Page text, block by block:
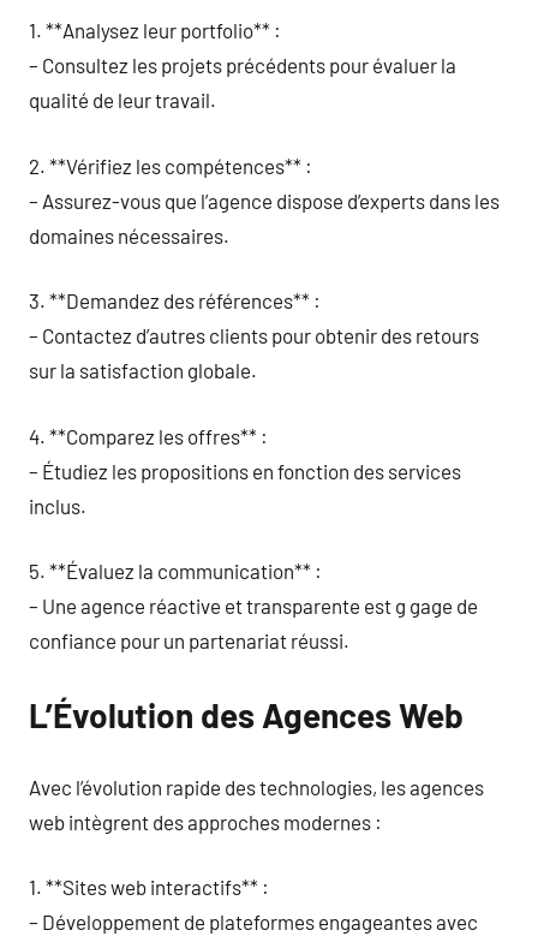
1. **Analysez leur portfolio** :
– Consultez les projets précédents pour évaluer la
qualité de leur travail.
2. **Vérifiez les compétences** :
– Assurez-vous que l’agence dispose d’experts dans les
domaines nécessaires.
3. **Demandez des références** :
– Contactez d’autres clients pour obtenir des retours
sur la satisfaction globale.
4. **Comparez les offres** :
– Étudiez les propositions en fonction des services
inclus.
5. **Évaluez la communication** :
– Une agence réactive et transparente est g gage de
confiance pour un partenariat réussi.
L’Évolution des Agences Web
Avec l’évolution rapide des technologies, les agences
web intègrent des approches modernes :
1. **Sites web interactifs** :
– Développement de plateformes engageantes avec